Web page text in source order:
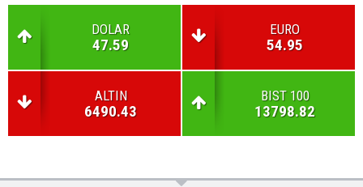
DOLAR
47.59
EURO
54.95
ALTIN
6490.43
BIST 100
13798.82